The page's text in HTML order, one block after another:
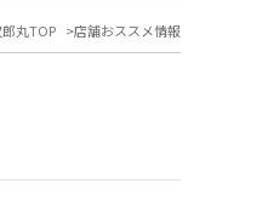
丸TOP 店舗おススメ情報